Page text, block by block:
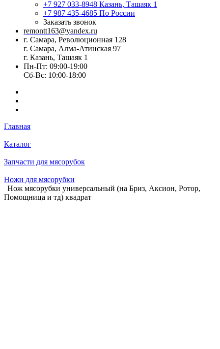
+7 927 033-8948 Казань, Ташаяк 1
+7 987 435-4685 По России
Заказать звонок
remontt163@yandex.ru
г. Самара, Революционная 128
г. Самара, Алма-Атинская 97
г. Казань, Ташаяк 1
Пн-Пт: 09:00-19:00
Сб-Вс: 10:00-18:00
Главная
Каталог
Запчасти для мясорубок
Ножи для мясорубки
Нож мясорубки универсальный (на Бриз, Аксион, Ротор,
Помощница и тд) квадрат